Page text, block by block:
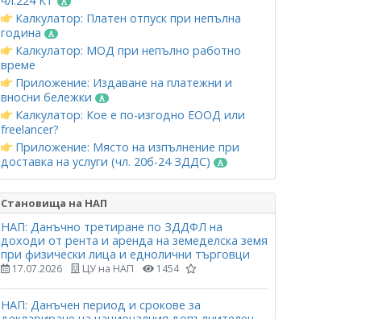
Калкулатор: Платен отпуск при непълна
година
Калкулатор: МОД при непълно работно
време
Приложение: Издаване на платежни и
вносни бележки
Калкулатор: Кое е по-изгодно ЕООД или
freelancer?
Приложение: Място на изпълнение при
доставка на услуги (чл. 20б-24 ЗДДС)
Становища на НАП
НАП: Данъчно третиране по ЗДДФЛ на
доходи от рента и аренда на земеделска земя
при физически лица и еднолични търговци
17.07.2026 ЦУ на НАП 1454
НАП: Данъчен период и срокове за